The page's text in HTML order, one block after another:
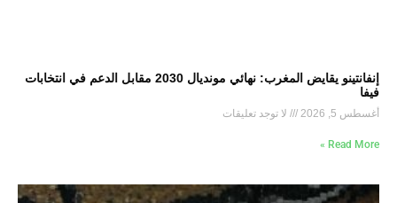
إنفانتينو يقايض المغرب: نهائي مونديال 2030 مقابل الدعم في انتخابات
فيفا
أغسطس 5, 2026 لا توجد تعليقات
Read More »